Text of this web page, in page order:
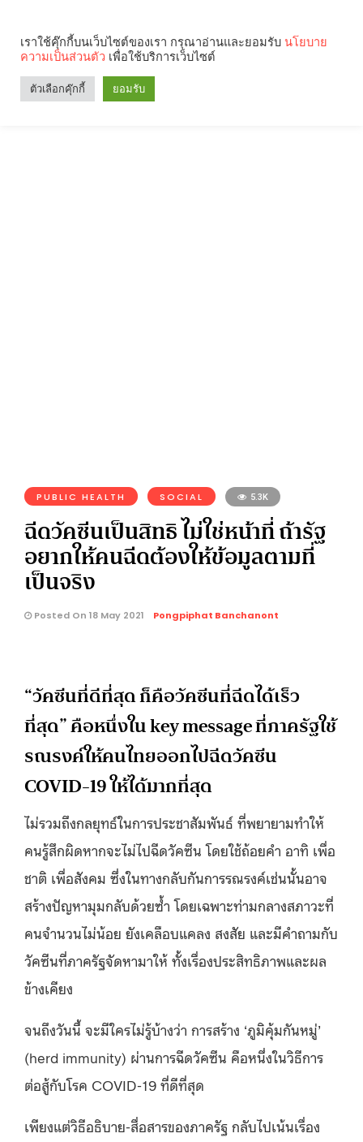
PUBLIC HEALTH SOCIAL 5.3K
ฉีดวัคซีนเป็นสิทธิ ไม่ใช่หน้าที่ ถ้ารัฐ
อยากให้คนฉีดต้องให้ข้อมูลตามที่
เป็นจริง
Posted On 18 May 2021 Pongpiphat Banchanont
“วัคซีนที่ดีที่สุด ก็คือวัคซีนที่ฉีดได้เร็ว
ที่สุด” คือหนึ่งใน key message ที่ภาครัฐใช้
รณรงค์ให้คนไทยออกไปฉีดวัคซีน
COVID-19 ให้ได้มากที่สุด
ไม่รวมถึงกลยุทธ์ในการประชาสัมพันธ์ ที่พยายามทำให้
คนรู้สึกผิดหากจะไม่ไปฉีดวัคซีน โดยใช้ถ้อยคำ อาทิ เพื่อ
ชาติ เพื่อสังคม ซึ่งในทางกลับกันการรณรงค์เช่นนั้นอาจ
สร้างปัญหามุมกลับด้วยซ้ำ โดยเฉพาะท่ามกลางสภาวะที่
คนจำนวนไม่น้อย ยังเคลือบแคลง สงสัย และมีคำถามกับ
วัคซีนที่ภาครัฐจัดหามาให้ ทั้งเรื่องประสิทธิภาพและผล
ข้างเคียง
จนถึงวันนี้ จะมีใครไม่รู้บ้างว่า การสร้าง ‘ภูมิคุ้มกันหมู่’
(herd immunity) ผ่านการฉีดวัคซีน คือหนึ่งในวิธีการ
ต่อสู้กับโรค COVID-19 ที่ดีที่สุด
เพียงแต่วิธีอธิบาย-สื่อสารของภาครัฐ กลับไปเน้นเรื่อง
เราใช้คุ๊กกี้บนเว็บไซต์ของเรา กรุณาอ่านและยอมรับ นโยบาย
ความเป็นส่วนตัว เพื่อใช้บริการเว็บไซต์
ตัวเลือกคุ๊กกี้ ยอมรับ